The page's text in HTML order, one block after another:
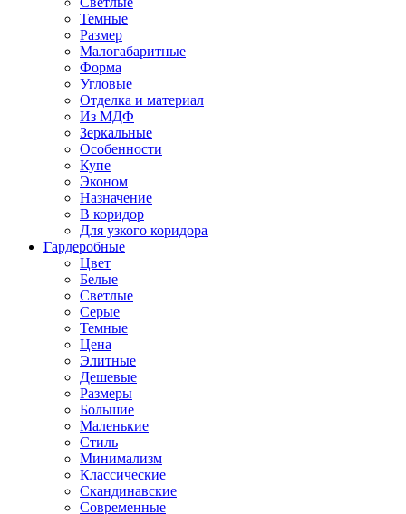
Темные
Размер
Малогабаритные
Форма
Угловые
Отделка и материал
Из МДФ
Зеркальные
Особенности
Купе
Эконом
Назначение
В коридор
Для узкого коридора
Гардеробные
Цвет
Белые
Светлые
Серые
Темные
Цена
Элитные
Дешевые
Размеры
Большие
Маленькие
Стиль
Минимализм
Классические
Скандинавские
Современные